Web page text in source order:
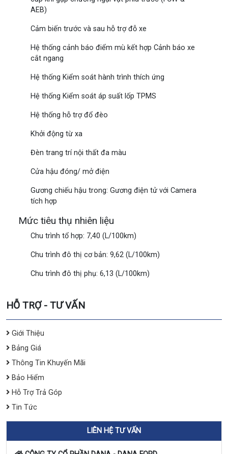
AEB)
Cảm biến trước và sau hỗ trợ đỗ xe
Hệ thống cảnh báo điểm mù kết hợp Cảnh báo xe
cắt ngang
Hệ thống Kiểm soát hành trình thích ứng
Hệ thống Kiểm soát áp suất lốp TPMS
Hệ thống hỗ trợ đổ đèo
Khởi động từ xa
Đèn trang trí nội thất đa màu
Cửa hậu đóng/ mở điện
Gương chiếu hậu trong: Gương điện tử với Camera
tích hợp
Mức tiêu thụ nhiên liệu
Chu trình tổ hợp: 7,40 (L/100km)
Chu trình đô thị cơ bản: 9,62 (L/100km)
Chu trình đô thị phụ: 6,13 (L/100km)
HỖ TRỢ - TƯ VẤN
Giới Thiệu
Bảng Giá
Thông Tin Khuyến Mãi
Bảo Hiểm
Hỗ Trợ Trả Góp
Tin Tức
LIÊN HỆ TƯ VẤN